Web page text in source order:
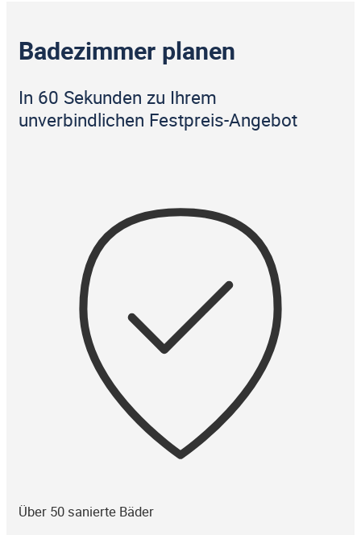
Badezimmer planen
In 60 Sekunden zu Ihrem
unverbindlichen Festpreis-Angebot
Über 50 sanierte Bäder